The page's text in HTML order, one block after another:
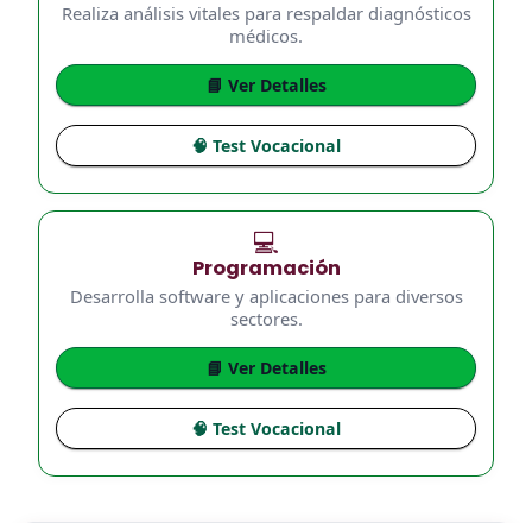
Realiza análisis vitales para respaldar diagnósticos
médicos.
📘 Ver Detalles
🧠 Test Vocacional
💻
Programación
Desarrolla software y aplicaciones para diversos
sectores.
📘 Ver Detalles
🧠 Test Vocacional